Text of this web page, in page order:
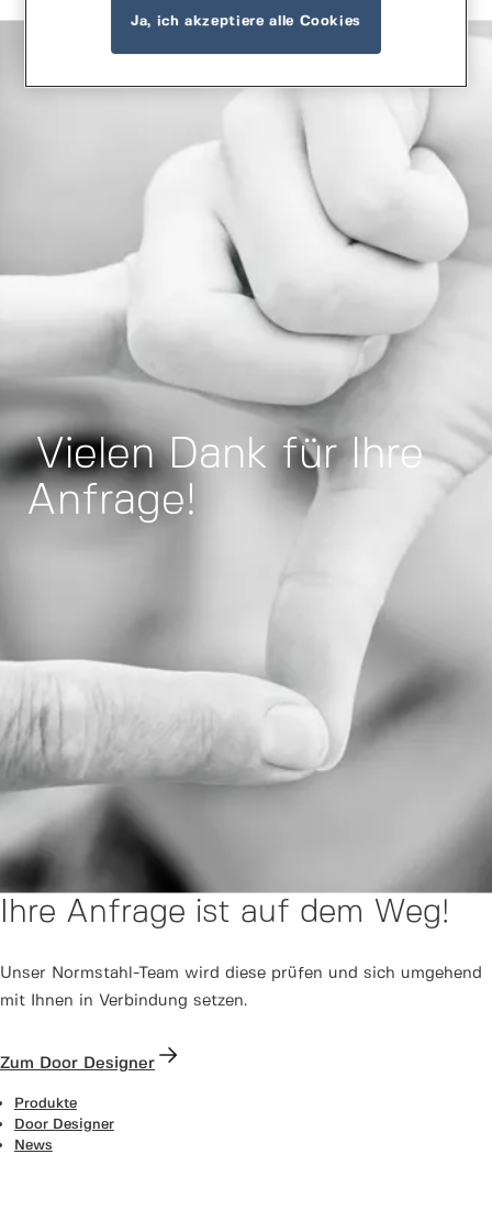
Vielen Dank für Ihre
Anfrage!
Ihre Anfrage ist auf dem Weg!
Unser Normstahl-Team wird diese prüfen und sich umgehend
mit Ihnen in Verbindung setzen.
Zum Door Designer
Produkte
Door Designer
News
Ja, ich akzeptiere alle Cookies